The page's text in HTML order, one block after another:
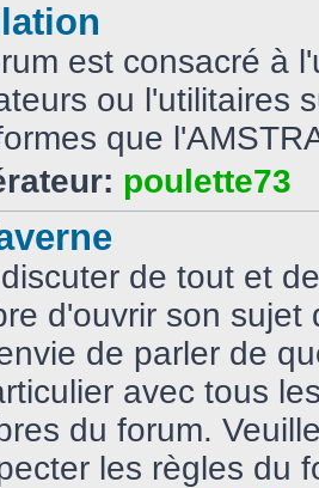
est consacré à
ou l'utilitaires
que
poulette73
de tout et
d'ouvrir son sujet
de parler de
avec tous
du forum.
les règles du